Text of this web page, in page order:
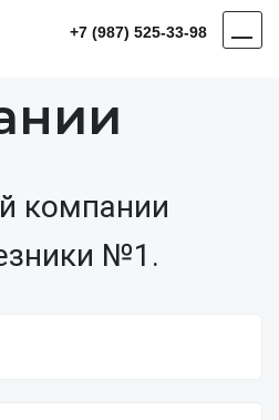
+7 (987) 525-33-98
компании
№1.